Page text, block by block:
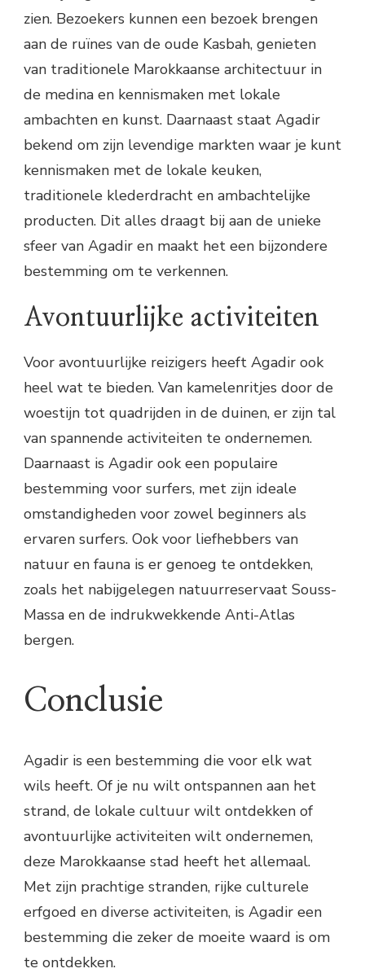
zien. Bezoekers kunnen een bezoek brengen
aan de ruïnes van de oude Kasbah, genieten
van traditionele Marokkaanse architectuur in
de medina en kennismaken met lokale
ambachten en kunst. Daarnaast staat Agadir
bekend om zijn levendige markten waar je kunt
kennismaken met de lokale keuken,
traditionele klederdracht en ambachtelijke
producten. Dit alles draagt bij aan de unieke
sfeer van Agadir en maakt het een bijzondere
bestemming om te verkennen.
Avontuurlijke activiteiten
Voor avontuurlijke reizigers heeft Agadir ook
heel wat te bieden. Van kamelenritjes door de
woestijn tot quadrijden in de duinen, er zijn tal
van spannende activiteiten te ondernemen.
Daarnaast is Agadir ook een populaire
bestemming voor surfers, met zijn ideale
omstandigheden voor zowel beginners als
ervaren surfers. Ook voor liefhebbers van
natuur en fauna is er genoeg te ontdekken,
zoals het nabijgelegen natuurreservaat Souss-
Massa en de indrukwekkende Anti-Atlas
bergen.
Conclusie
Agadir is een bestemming die voor elk wat
wils heeft. Of je nu wilt ontspannen aan het
strand, de lokale cultuur wilt ontdekken of
avontuurlijke activiteiten wilt ondernemen,
deze Marokkaanse stad heeft het allemaal.
Met zijn prachtige stranden, rijke culturele
erfgoed en diverse activiteiten, is Agadir een
bestemming die zeker de moeite waard is om
te ontdekken.